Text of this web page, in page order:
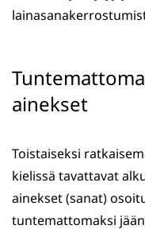
ainekset
Toistaiseksi
kielissä tavattavat
ainekset (sanat)
tuntemattomaksi